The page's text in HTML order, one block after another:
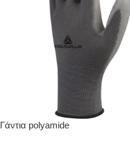
Γάντια polyamide